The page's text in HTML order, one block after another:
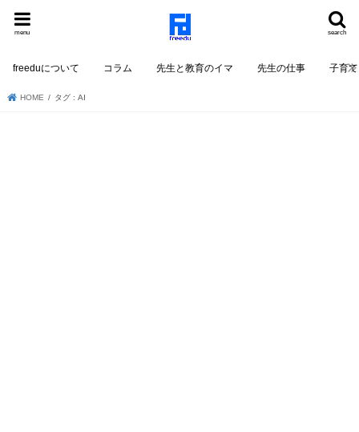
search
menu
freeduについて コラム 先生と教育のイマ 先生の仕事 子育て
HOME タグ : AI